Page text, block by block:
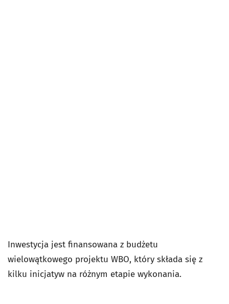
Inwestycja jest finansowana z budżetu
wielowątkowego projektu WBO, który składa się z
kilku inicjatyw na różnym etapie wykonania.